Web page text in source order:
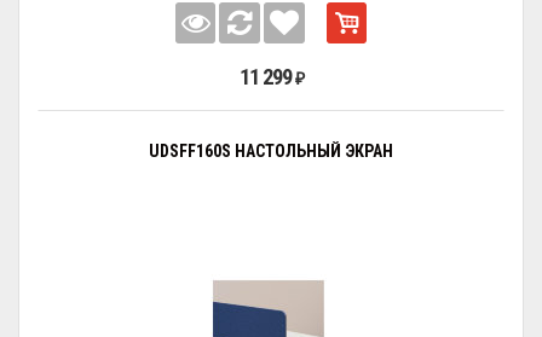
11 299 ₽
UDSFF160S НАСТОЛЬНЫЙ ЭКРАН